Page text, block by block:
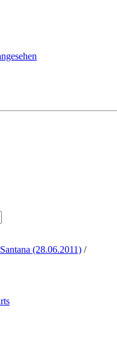
Santana (28.06.2011) /